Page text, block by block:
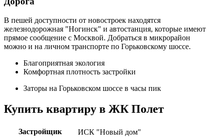
В пешей доступности от новостроек находятся
железнодорожная "Ногинск" и автостанция, которые имеют
прямое сообщение с Москвой. Добраться в микрорайон
можно и на личном транспорте по Горьковскому шоссе.
Благоприятная экология
Комфортная плотность застройки
Заторы на Горьковском шоссе в часы пик
Купить квартиру в ЖК Полет
Застройщик
ИСК "Новый дом"